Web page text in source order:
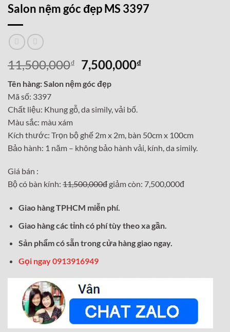
Salon nệm góc đẹp MS 3397
11,500,000₫
Giá
gốc
là:
7,500,000₫Giá
Tên hàng: Salon nệm góc đẹp
Mã số: 3397
Chất liệu: Khung gỗ, da simily, vải bố.
Màu sắc: màu xám
Kích thước: Trọn bộ ghế 2m x 2m, bàn 50cm x 100cm
Bảo hành: 1 năm – không bảo hành vải, kính, da simily.
Giá bán :
Bộ có bàn kính: 11,500,000đ giảm còn: 7,500,000đ
Giao hàng TPHCM miễn phí.
Giao hàng các tỉnh có phí tùy theo xa gần.
Sản phẩm có sẵn trong cửa hàng giao ngay.
Gọi ngay 0913916949